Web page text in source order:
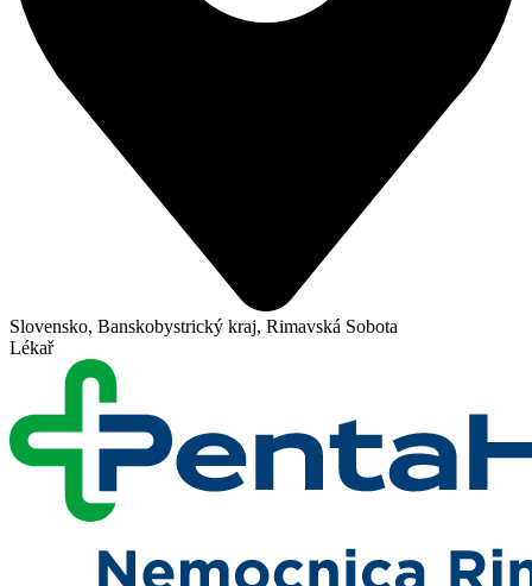
Slovensko, Banskobystrický kraj, Rimavská Sobota
Lékař